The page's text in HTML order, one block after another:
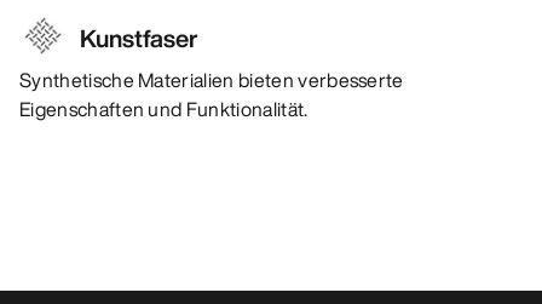
Kunstfaser
Synthetische Materialien bieten verbesserte
Eigenschaften und Funktionalität.